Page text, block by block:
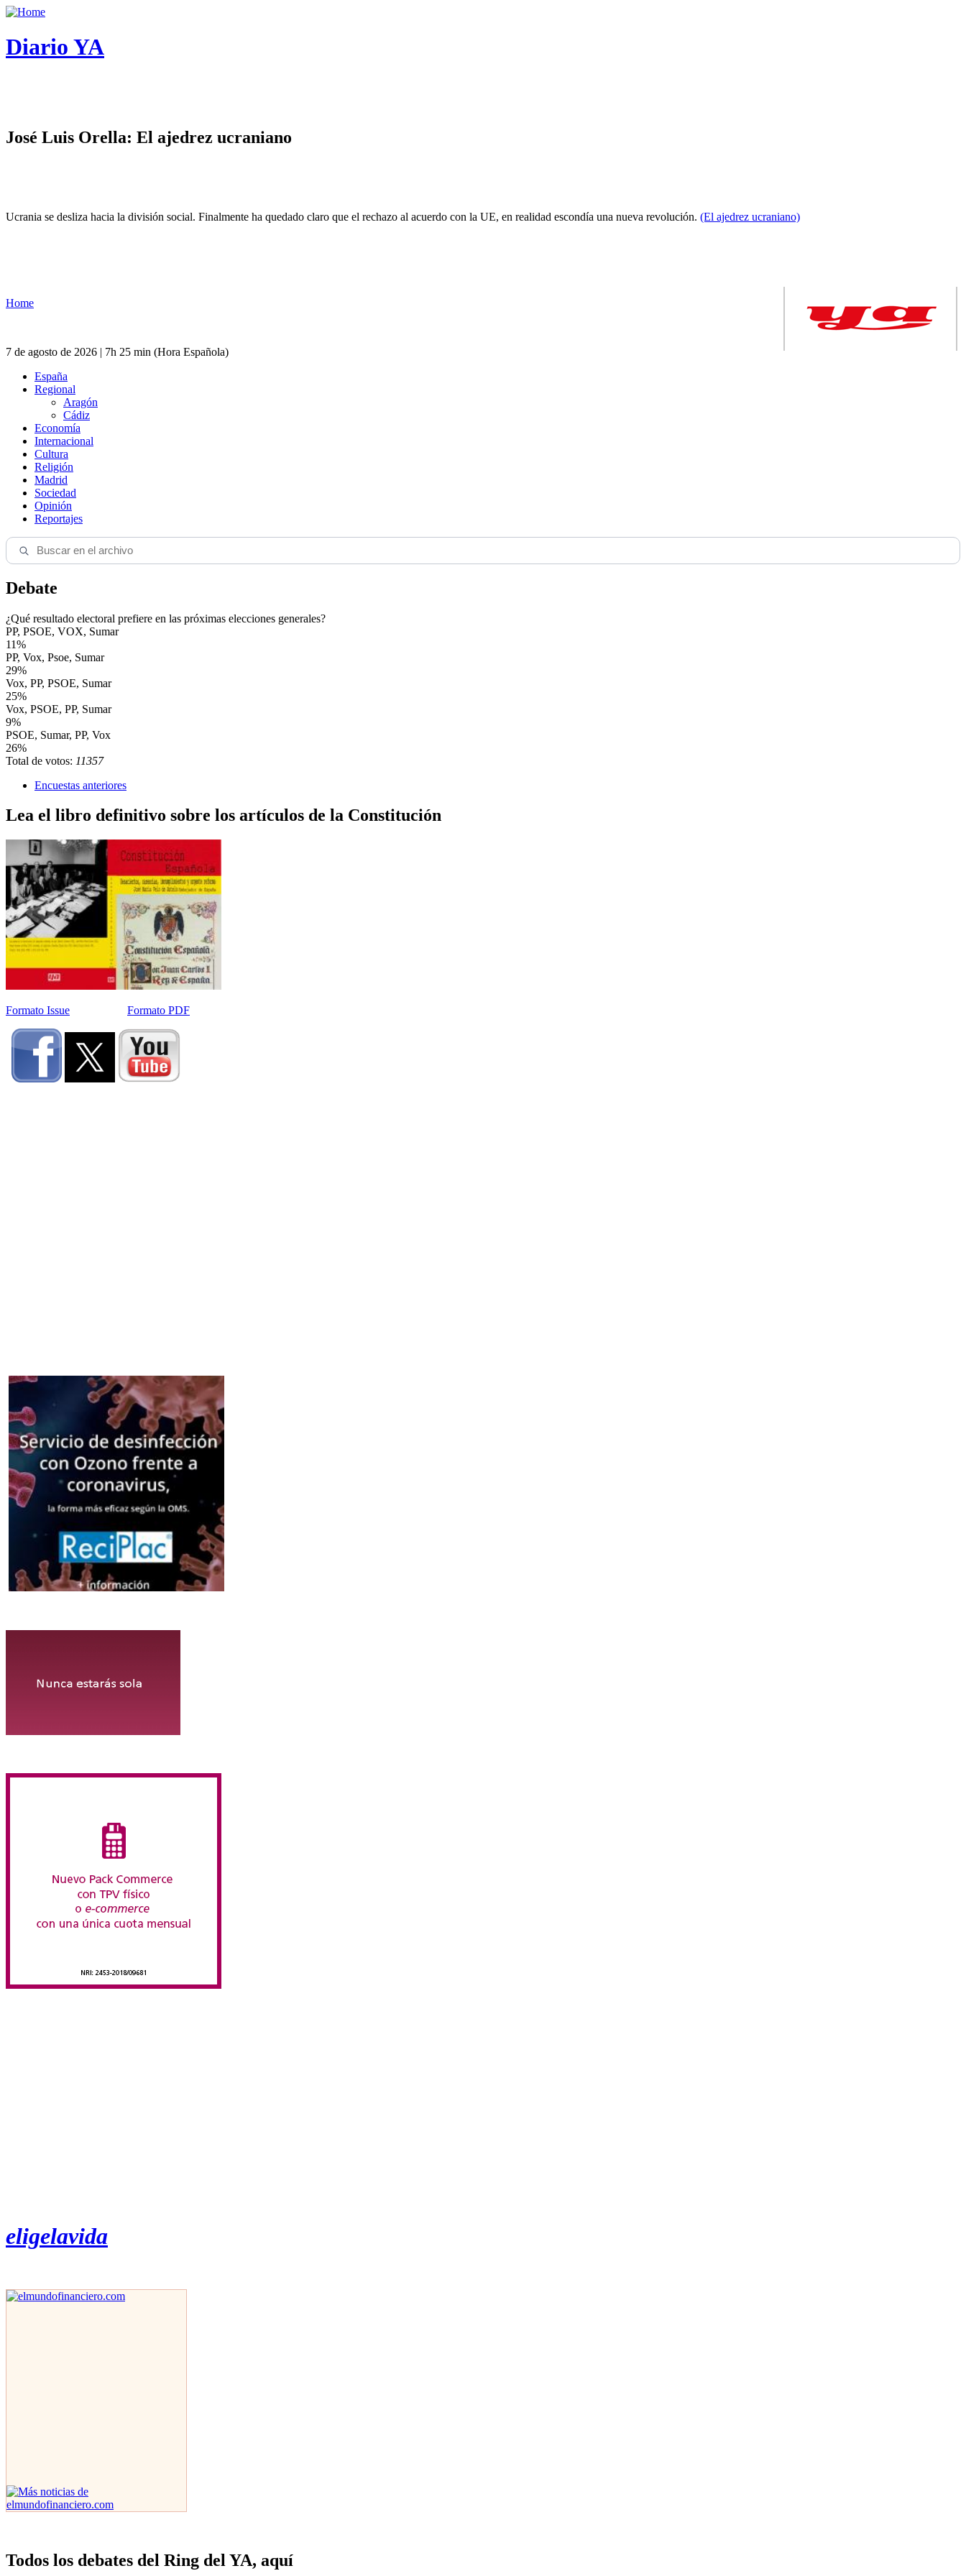
Diario YA
José Luis Orella: El ajedrez ucraniano
Ucrania se desliza hacia la división social. Finalmente ha quedado claro que el rechazo al acuerdo con la UE, en realidad escondía una nueva revolución. (El ajedrez ucraniano)
Home
7 de agosto de 2026 | 7h 25 min (Hora Española)
España
Regional
Aragón
Cádiz
Economía
Internacional
Cultura
Religión
Madrid
Sociedad
Opinión
Reportajes
Debate
¿Qué resultado electoral prefiere en las próximas elecciones generales?
PP, PSOE, VOX, Sumar
11%
PP, Vox, Psoe, Sumar
29%
Vox, PP, PSOE, Sumar
25%
Vox, PSOE, PP, Sumar
9%
PSOE, Sumar, PP, Vox
26%
Total de votos: 11357
Encuestas anteriores
Lea el libro definitivo sobre los artículos de la Constitución
Formato Issue Formato PDF
eligelavida
Todos los debates del Ring del YA, aquí